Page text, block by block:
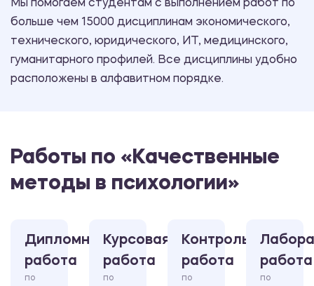
Мы помогаем студентам с выполнением работ по
больше чем 15000 дисциплинам экономического,
технического, юридического, ИТ, медицинского,
гуманитарного профилей. Все дисциплины удобно
расположены в алфавитном порядке.
Работы по «Качественные
методы в психологии»
Дипломная
работа
по
Курсовая
работа
по
Контрольная
работа
по
работа
по